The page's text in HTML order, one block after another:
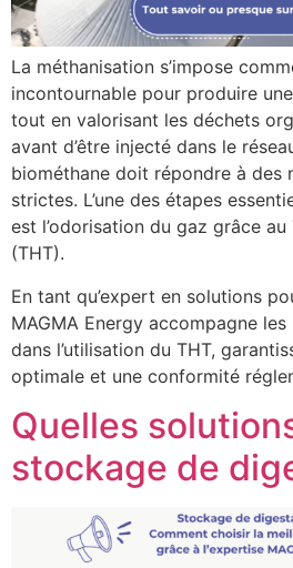
La méthanisation s’impose
incontournable pour produire
tout en valorisant les déchets
avant d’être injecté dans le
biométhane doit répondre à des
strictes. L’une des étapes
est l’odorisation du gaz grâce
(THT).
En tant qu’expert en solutions
MAGMA Energy accompagne
dans l’utilisation du THT,
optimale et une conformité
Quelles
stockage de